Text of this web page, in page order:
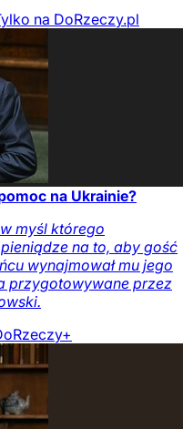
na DoRzeczy.pl
na Ukrainie?
myśl którego
na to, aby gość
wynajmował mu jego
przygotowywane przez